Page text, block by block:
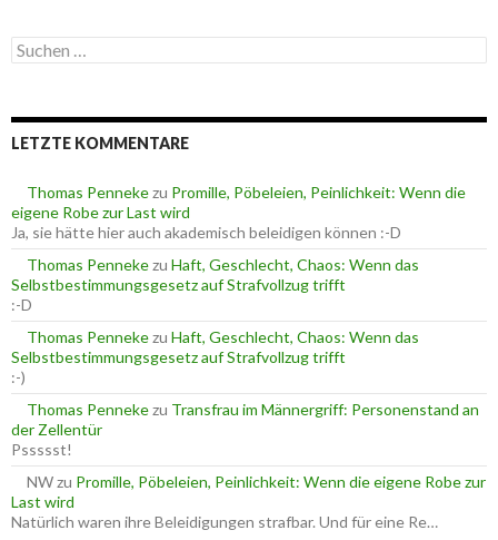
g
o
n
S
u
e
n
c
h
:
LETZTE KOMMENTARE
Thomas Pennekezu Promille, Pöbeleien, Peinlichkeit: Wenn die
eigene Robe zur Last wird
Ja, sie hätte hier auch akademisch beleidigen können :-D
Thomas Pennekezu Haft, Geschlecht, Chaos: Wenn das
Selbstbestimmungsgesetz auf Strafvollzug trifft
:-D
Thomas Pennekezu Haft, Geschlecht, Chaos: Wenn das
Selbstbestimmungsgesetz auf Strafvollzug trifft
:-)
Thomas Pennekezu Transfrau im Männergriff: Personenstand an
der Zellentür
Pssssst!
NWzu Promille, Pöbeleien, Peinlichkeit: Wenn die eigene Robe zur
Last wird
Natürlich waren ihre Beleidigungen strafbar. Und für eine Re…